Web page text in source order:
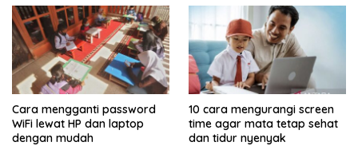
Cara mengganti password
WiFi lewat HP dan laptop
dengan mudah
10 cara mengurangi screen
time agar mata tetap sehat
dan tidur nyenyak